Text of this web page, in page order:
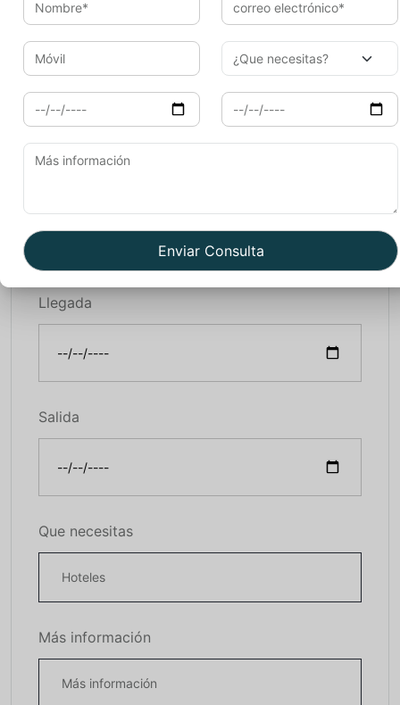
Email*
Llegada
Salida
Que necesitas
Más información